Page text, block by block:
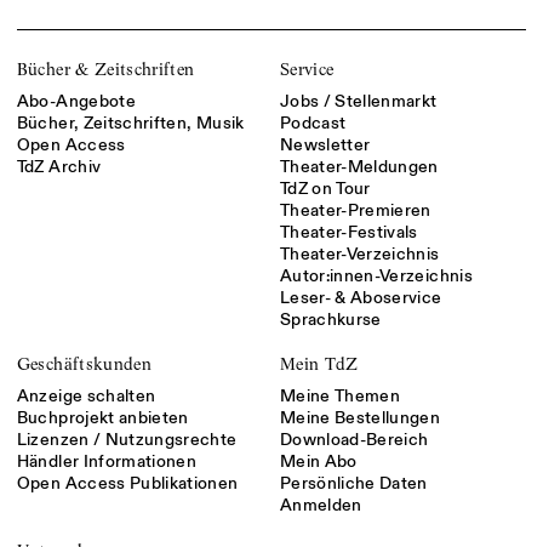
Bücher & Zeitschriften
Abo-Angebote
Bücher, Zeitschriften, Musik
Open Access
TdZ Archiv
Service
Jobs / Stellenmarkt
Podcast
Newsletter
Theater-Meldungen
TdZ on Tour
Theater-Premieren
Theater-Festivals
Theater-Verzeichnis
Autor:innen-Verzeichnis
Leser- & Aboservice
Sprachkurse
Geschäftskunden
Anzeige schalten
Buchprojekt anbieten
Lizenzen / Nutzungsrechte
Händler Informationen
Open Access Publikationen
Mein TdZ
Meine Themen
Meine Bestellungen
Download-Bereich
Mein Abo
Persönliche Daten
Anmelden